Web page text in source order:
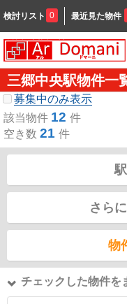
検討リスト 0 最近見た物件
三郷中央駅物件一
募集中のみ表示
該当物件 12 件
空き数 21 件
さら
物
チェックした物件を